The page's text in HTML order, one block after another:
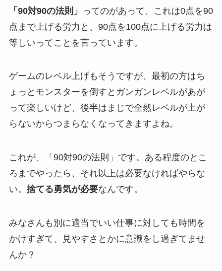
「90対90の法則」 ってのがあって、これは0点を90
点まで上げる労力と、90点を100点に上げる労力は
等しいってことを言っています。
ゲームのレベル上げもそうですが、最初の方はち
ょっとモンスターを倒すとガンガンレベルがあが
って楽しいけど、後半はまじで全然レベルが上が
らないからつまらなくなってきますよね。
これが、「90対90の法則」です。ある程度のとこ
ろまでやったら、それ以上は必要なければやらな
い。 捨てる勇気が必要なんです。
みなさんも別に適当でいい仕事に対しても時間を
かけすぎて、見やすさとかに意識をし過ぎてませ
んか？